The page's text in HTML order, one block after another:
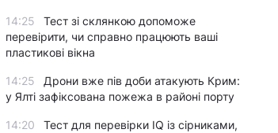
14:25
Тест зі склянкою допоможе
перевірити, чи справно працюють ваші
пластикові вікна
14:25
Дрони вже пів доби атакують Крим:
у Ялті зафіксована пожежа в районі порту
14:20
Тест для перевірки IQ із сірниками,